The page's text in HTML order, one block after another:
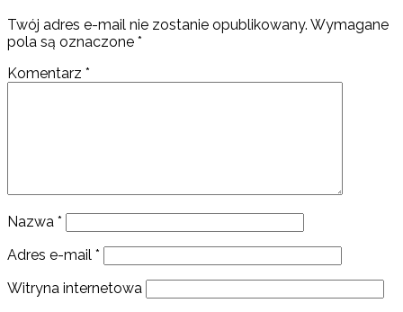
Twój adres e-mail nie zostanie opublikowany. Wymagane
pola są oznaczone *
Komentarz *
Nazwa *
Adres e-mail *
Witryna internetowa